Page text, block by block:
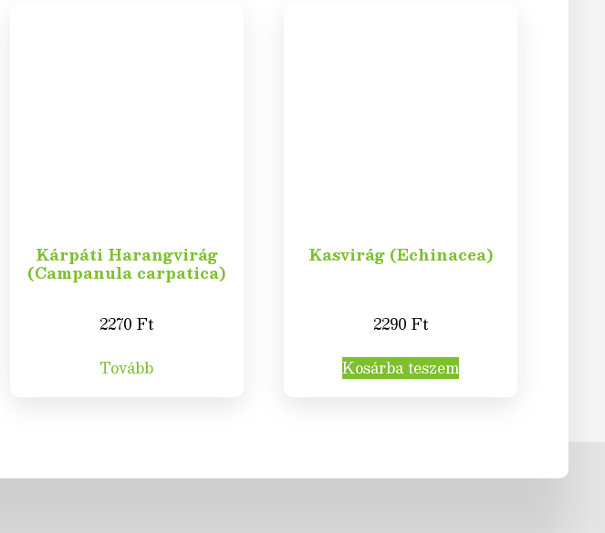
Kárpáti Harangvirág
(Campanula carpatica)
2270Ft
Tovább
Kasvirág (Echinacea)
2290Ft
Kosárba teszem